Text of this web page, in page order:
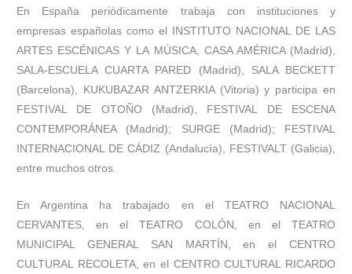
En España periódicamente trabaja con instituciones y
empresas españolas como el INSTITUTO NACIONAL DE LAS
ARTES ESCÉNICAS Y LA MÚSICA, CASA AMÉRICA (Madrid),
SALA-ESCUELA CUARTA PARED (Madrid), SALA BECKETT
(Barcelona), KUKUBAZAR ANTZERKIA (Vitoria) y participa en
FESTIVAL DE OTOÑO (Madrid), FESTIVAL DE ESCENA
CONTEMPORÁNEA (Madrid); SURGE (Madrid); FESTIVAL
INTERNACIONAL DE CÁDIZ (Andalucía), FESTIVALT (Galicia),
entre muchos otros.
En Argentina ha trabajado en el TEATRO NACIONAL
CERVANTES, en el TEATRO COLÓN, en el TEATRO
MUNICIPAL GENERAL SAN MARTÍN, en el CENTRO
CULTURAL RECOLETA, en el CENTRO CULTURAL RICARDO